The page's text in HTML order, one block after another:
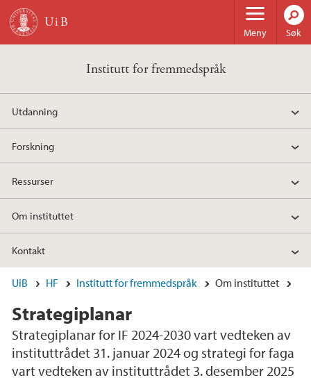
Hopp til hovedinnhold
Meny Søk
Institutt for fremmedspråk
Utdanning
Forskning
Ressurser
Om instituttet
Kontakt
UiB HF Institutt for fremmedspråk Om instituttet
Strategiplanar
Strategiplanar for IF 2024-2030 vart vedteken av
instituttrådet 31. januar 2024 og strategi for faga
vart vedteken av instituttrådet 3. desember 2025